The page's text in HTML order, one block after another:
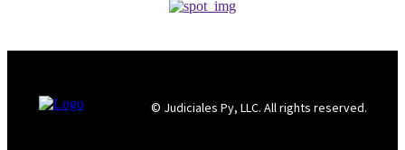
© Judiciales Py, LLC. All rights reserved.